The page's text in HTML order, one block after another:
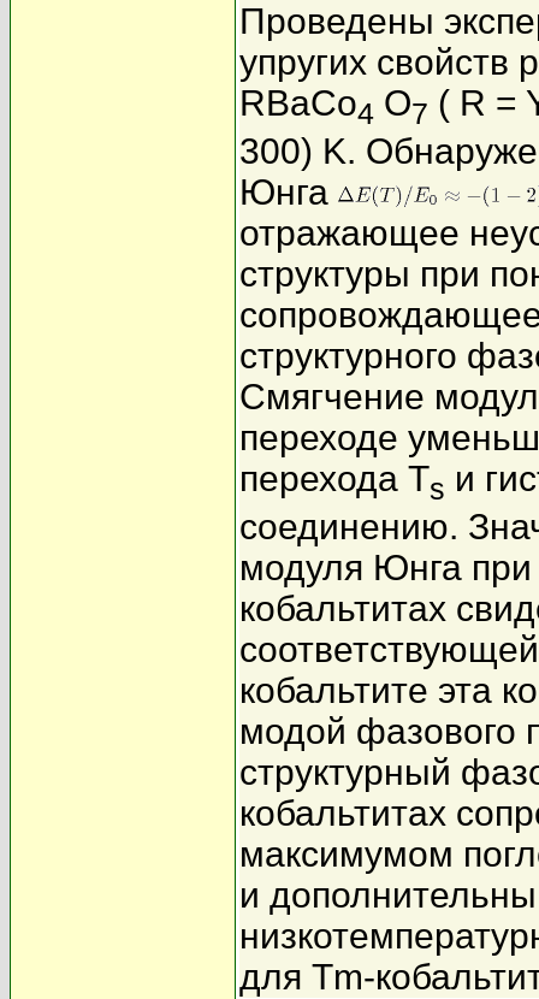
Проведены
упругих свойств
RBaCo4 O7 ( R =
300) K.
Юнга
отражающее
структуры при
структурного
Смягчение
переходе
перехода Ts и
соединению.
модуля Юнга при
кобальтитах
кобальтите эта
модой фазового
структурный
кобальтитах
максимумом
и
для Tm-